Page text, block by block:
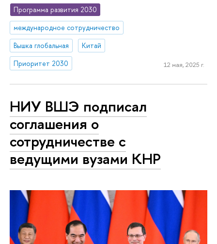
Программа развития 2030
международное сотрудничество
Вышка глобальная
Китай
Приоритет 2030
12 мая, 2025 г.
НИУ ВШЭ подписал
соглашения о
сотрудничестве с
ведущими вузами КНР